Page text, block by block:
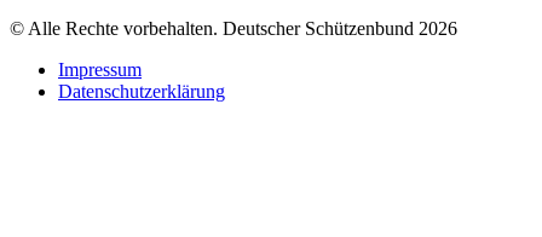
© Alle Rechte vorbehalten. Deutscher Schützenbund 2026
Impressum
Datenschutzerklärung